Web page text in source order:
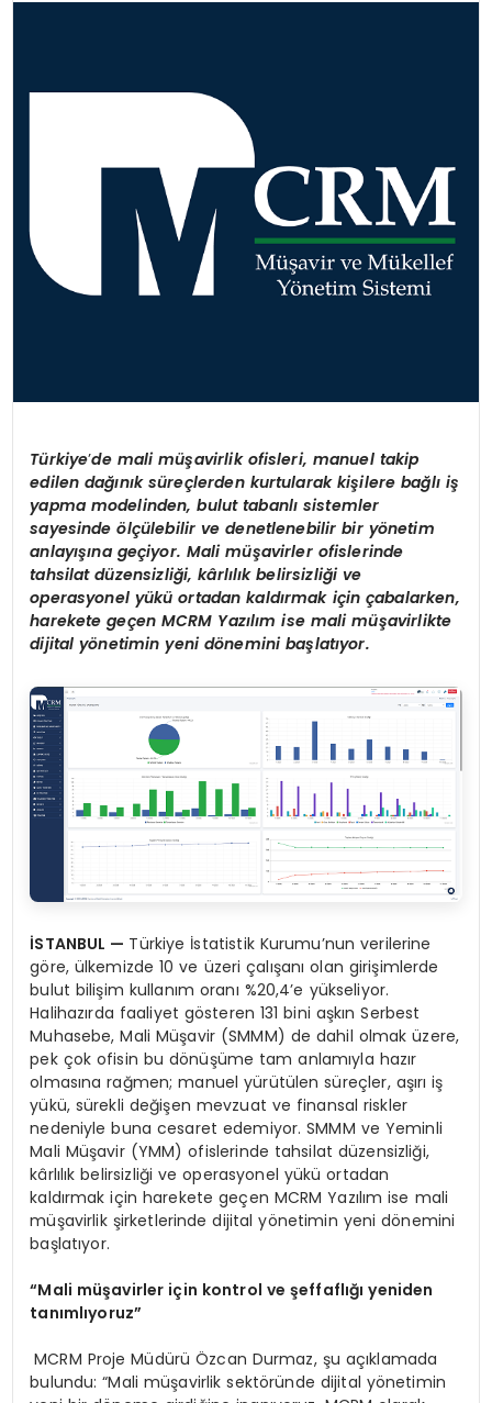
Türkiye’de malimüşavirlik ofisleri, manuel takip
edilen dağınık süreçlerden kurtularak kişilere bağlı iş
yapma modelinden, bulut tabanlısistemler
sayesindeölçülebilir ve denetlenebilir bir yönetim
anlayışına geçiyor. Mali müşavirler ofislerinde
tahsilat düzensizliği, kârlılık belirsizliği ve
operasyonel yüküortadan kaldırmak içinçabalarken,
harekete geçen MCRM Yazılım ise malimüşavirlikte
dijital yönetimin yeni dönemini başlatıyor.
İSTANBUL — Türkiye İstatistik Kurumu’nun verilerine
göre, ülkemizde 10 ve üzeri çalışanı olan girişimlerde
bulut bilişim kullanım oranı %20,4’e yükseliyor.
Halihazırda faaliyet gösteren 131 bini aşkın Serbest
Muhasebe, Mali Müşavir (SMMM) de dahil olmak üzere,
pek çok ofisin bu dönüşüme tam anlamıyla hazır
olmasına rağmen; manuel yürütülen süreçler, aşırı iş
yükü, sürekli değişen mevzuat ve finansal riskler
nedeniyle buna cesaret edemiyor. SMMM ve Yeminli
Mali Müşavir (YMM) ofislerinde tahsilat düzensizliği,
kârlılık belirsizliği ve operasyonel yükü ortadan
kaldırmak için harekete geçen MCRM Yazılım ise mali
müşavirlik şirketlerinde dijital yönetimin yeni dönemini
başlatıyor.
“Mali müşavirler için kontrol ve şeffaflığıyeniden
tanımlıyoruz”
MCRM Proje Müdürü Özcan Durmaz, şu açıklamada
bulundu: “Mali müşavirlik sektöründe dijital yönetimin